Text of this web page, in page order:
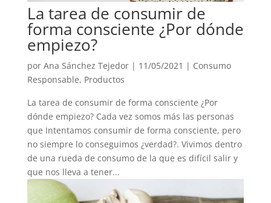
La tarea de consumir de
forma consciente ¿Por dónde
empiezo?
por Ana Sánchez Tejedor| 11/05/2021 | Consumo
Responsable, Productos
La tarea de consumir de forma consciente ¿Por
dónde empiezo? Cada vez somos más las personas
que Intentamos consumir de forma consciente, pero
no siempre lo conseguimos ¿verdad?. Vivimos dentro
de una rueda de consumo de la que es difícil salir y
que nos lleva a tener...